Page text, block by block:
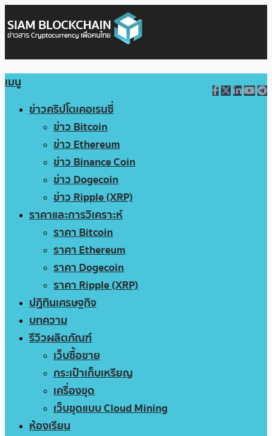
เมนู
ข่าวคริปโตเคอเรนซี่
ข่าว Bitcoin
ข่าว Ethereum
ข่าว Binance Coin
ข่าว Dogecoin
ข่าว Ripple (XRP)
ราคาและการวิเคราะห์
ราคา Bitcoin
ราคา Ethereum
ราคา Dogecoin
ราคา Ripple (XRP)
ปฏิทินเศรษฐกิจ
บทความ
รีวิวผลิตภัณฑ์
เว็บซื้อขาย
กระเป๋าเก็บเหรียญ
เครื่องขุด
เว็บขุดแบบ Cloud Mining
ห้องเรียน